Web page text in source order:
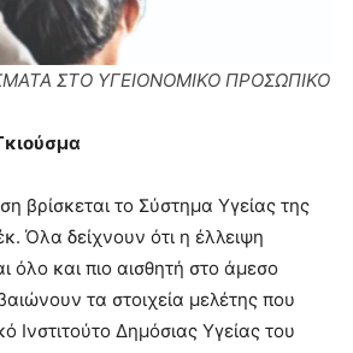
ΣΤΟ ΥΓΕΙΟΝΟΜΙΚΟ ΠΡΟΣΩΠΙΚΟ
βρίσκεται το Σύστημα Υγείας της
Όλα δείχνουν ότι η έλλειψη
όλο και πιο αισθητή στο άμεσο
τα στοιχεία μελέτης που
Ινστιτούτο Δημόσιας Υγείας του